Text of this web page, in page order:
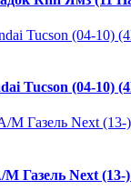
Tucson (04-10)
Газель Next